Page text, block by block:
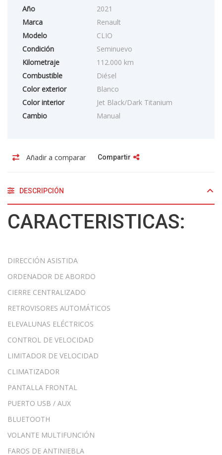
Año
2021
Marca
Renault
Modelo
CLIO
Condición
Seminuevo
Kilometraje
112.000 km
Combustible
Diésel
Color exterior
Blanco
Color interior
Jet Black/Dark Titanium
Cambio
Manual
Añadir a comparar Compartir
DESCRIPCIÓN
CARACTERISTICAS:
DIRECCIÓN ASISTIDA
ORDENADOR DE ABORDO
CIERRE CENTRALIZADO
RETROVISORES AUTOMÁTICOS
ELEVALUNAS ELÉCTRICOS
CONTROL DE VELOCIDAD
LIMITADOR DE VELOCIDAD
CLIMATIZADOR
PANTALLA FRONTAL
PUERTO USB / AUX
BLUETOOTH
VOLANTE MULTIFUNCIÓN
FAROS DE ANTINIEBLA